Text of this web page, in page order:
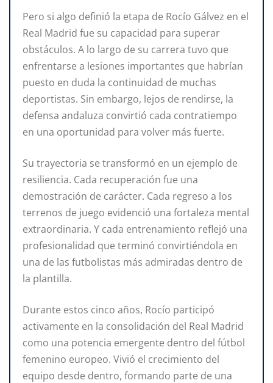
Pero si algo definió la etapa de Rocío Gálvez en el
Real Madrid fue su capacidad para superar
obstáculos. A lo largo de su carrera tuvo que
enfrentarse a lesiones importantes que habrían
puesto en duda la continuidad de muchas
deportistas. Sin embargo, lejos de rendirse, la
defensa andaluza convirtió cada contratiempo
en una oportunidad para volver más fuerte.
Su trayectoria se transformó en un ejemplo de
resiliencia. Cada recuperación fue una
demostración de carácter. Cada regreso a los
terrenos de juego evidenció una fortaleza mental
extraordinaria. Y cada entrenamiento reflejó una
profesionalidad que terminó convirtiéndola en
una de las futbolistas más admiradas dentro de
la plantilla.
Durante estos cinco años, Rocío participó
activamente en la consolidación del Real Madrid
como una potencia emergente dentro del fútbol
femenino europeo. Vivió el crecimiento del
equipo desde dentro, formando parte de una